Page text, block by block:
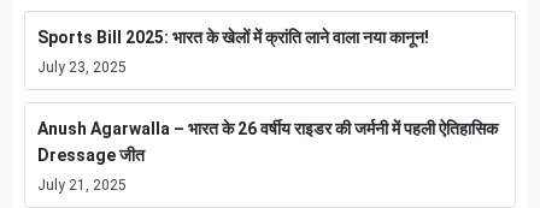
Sports Bill 2025: भारत के खेलों में क्रांति लाने वाला नया कानून!
July 23, 2025
Anush Agarwalla – भारत के 26 वर्षीय राइडर की जर्मनी में पहली ऐतिहासिक
Dressage जीत
July 21, 2025